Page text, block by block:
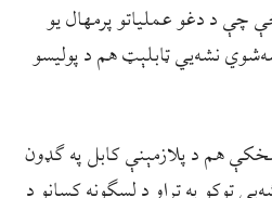
چې د دغو عملیاتو پرمهال یو
نشه‌يي ټابلېټ هم د پولیسو
هم د پلازمېنې کابل په ګډون